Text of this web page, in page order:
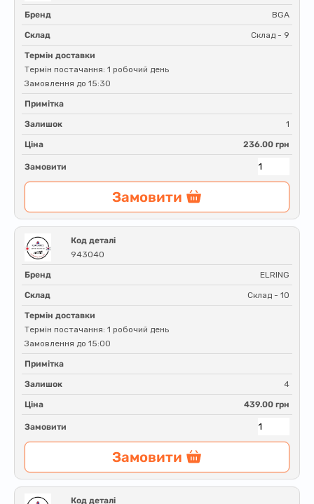
Бренд BGA
Склад Склад - 9
Термін доставки
Термін постачання: 1 робочий день
Замовлення до 15:30
Примітка
Залишок 1
Ціна 236.00 грн
Замовити
Замовити
Код деталі
943040
Бренд ELRING
Склад Склад - 10
Термін доставки
Термін постачання: 1 робочий день
Замовлення до 15:00
Примітка
Залишок 4
Ціна 439.00 грн
Замовити
Замовити
Код деталі